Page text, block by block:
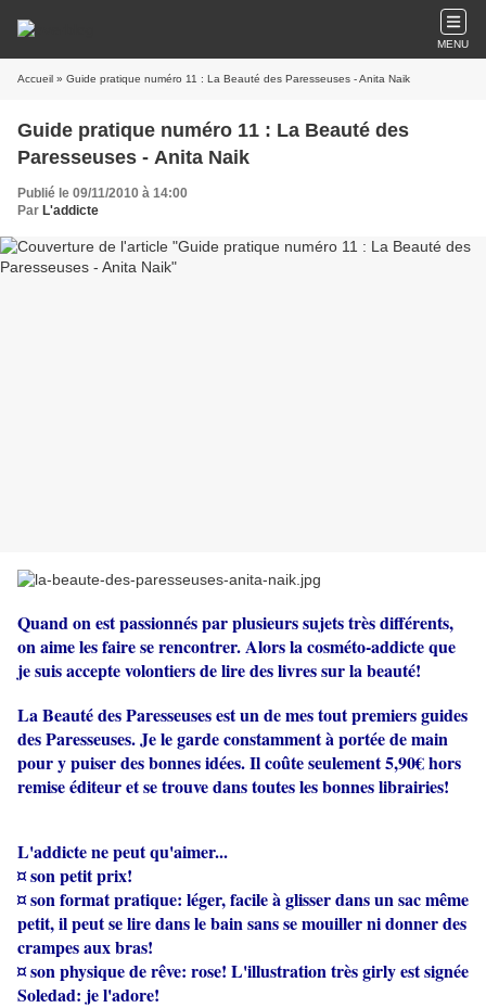
MENU
Accueil » Guide pratique numéro 11 : La Beauté des Paresseuses - Anita Naik
Guide pratique numéro 11 : La Beauté des
Paresseuses - Anita Naik
Publié le 09/11/2010 à 14:00
Par L'addicte
Quand on est passionnés par plusieurs sujets très différents,
on aime les faire se rencontrer. Alors la cosméto-addicte que
je suis accepte volontiers de lire des livres sur la beauté!
La Beauté des Paresseuses est un de mes tout premiers guides
des Paresseuses. Je le garde constamment à portée de main
pour y puiser des bonnes idées. Il coûte seulement 5,90€ hors
remise éditeur et se trouve dans toutes les bonnes librairies!
L'addicte ne peut qu'aimer...
¤ son petit prix!
¤ son format pratique: léger, facile à glisser dans un sac même
petit, il peut se lire dans le bain sans se mouiller ni donner des
crampes aux bras!
¤ son physique de rêve: rose! L'illustration très girly est signée
Soledad: je l'adore!